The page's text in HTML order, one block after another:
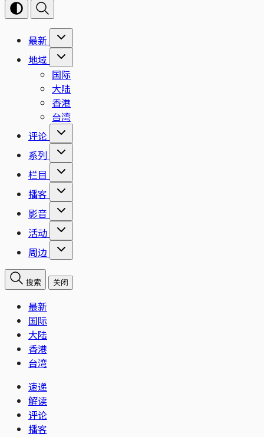
最新
地域
国际
大陆
香港
台湾
评论
系列
栏目
播客
影音
活动
周边
搜索 关闭
最新
国际
大陆
香港
台湾
速递
解读
评论
播客